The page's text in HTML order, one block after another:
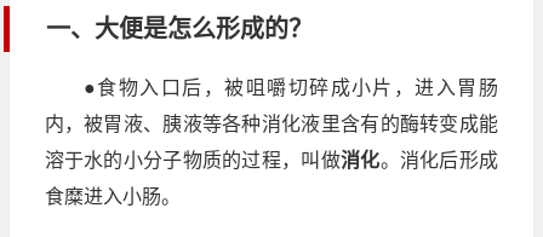
一、大便是怎么形成的？
●食物入口后，被咀嚼切碎成小片，进入胃肠
内，被胃液、胰液等各种消化液里含有的酶转变成能
溶于水的小分子物质的过程，叫做消化。消化后形成
食糜进入小肠。